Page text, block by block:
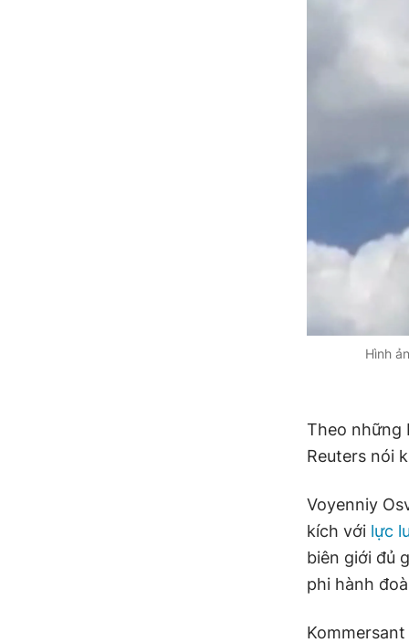
Hình
Theo những
Reuters nói
Voyenniy
kích với lực
biên giới đủ
phi hành